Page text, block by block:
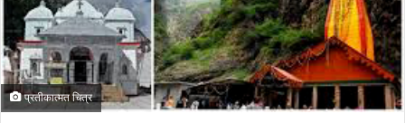
प्रतीकात्मत चित्र